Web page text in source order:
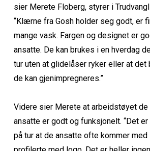
sier Merete Floberg, styrer i
“Klærne fra Gosh holder seg godt, er
mange vask. Fargen og designet er
ansatte. De kan brukes i en hverdag
tur uten at glidelåser ryker eller at det
de kan gjenimpregneres.”
Videre sier Merete at arbeidstøyet de
ansatte er godt og funksjonelt. “Det
på tur at de ansatte ofte kommer